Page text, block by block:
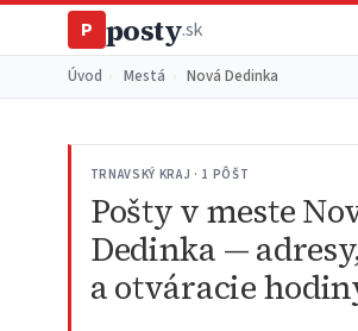
P posty.sk
Úvod Mestá Nová Dedinka
TRNAVSKÝ KRAJ · 1 PÔŠT
Pošty v meste
Dedinka —
a otváracie